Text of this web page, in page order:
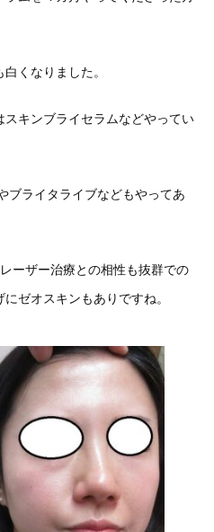
くなりました。
スキンブライセラムなどやってい
ブライタライブなどもやってあ
ーザー治療との相性も抜群での
ゼオスキンもありですね。